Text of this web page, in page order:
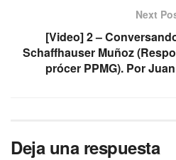
Next
[Video] 2 –
Schaffhauser Muñoz
prócer PPMG). Por
Deja una respuesta